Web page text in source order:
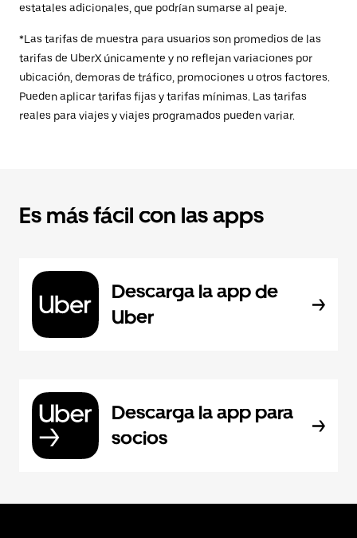
estatales adicionales, que podrían sumarse al peaje.
*Las tarifas de muestra para usuarios son promedios de las
tarifas de UberX únicamente y no reflejan variaciones por
ubicación, demoras de tráfico, promociones u otros factores.
Pueden aplicar tarifas fijas y tarifas mínimas. Las tarifas
reales para viajes y viajes programados pueden variar.
Es más fácil con las apps
Descarga la app de
Uber
Descarga la app para
socios